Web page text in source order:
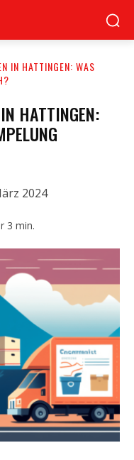
IN HATTINGEN: WAS
HATTINGEN:
2024
3 min.